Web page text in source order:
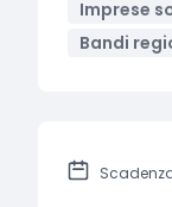
Imprese
Bandi